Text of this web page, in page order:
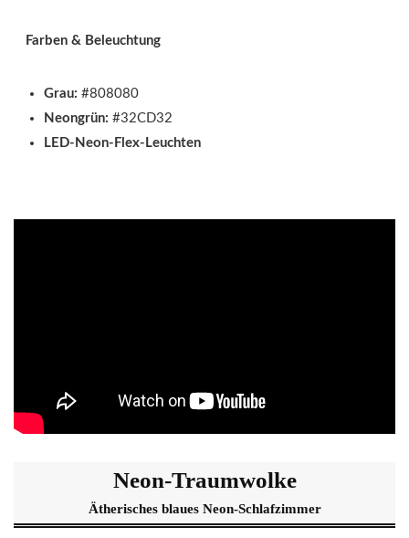
Farben & Beleuchtung
Grau:#808080
Neongrün:#32CD32
LED-Neon-Flex-Leuchten
Neon-Traumwolke
Ätherisches blaues Neon-Schlafzimmer